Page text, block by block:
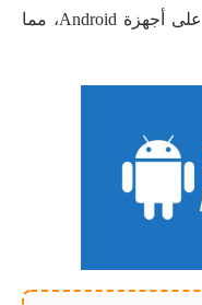
السرعة عند فك قفل حماية Google على أجهزة Android، مما